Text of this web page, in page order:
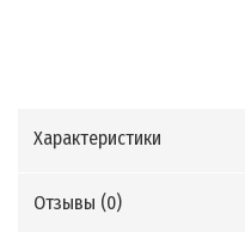
Характеристики
Отзывы (0)